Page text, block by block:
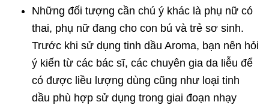
Những đối tượng cần chú ý khác là phụ nữ có
thai, phụ nữ đang cho con bú và trẻ sơ sinh.
Trước khi sử dụng tinh dầu Aroma, bạn nên hỏi
ý kiến từ các bác sĩ, các chuyên gia da liễu để
có được liều lượng dùng cũng như loại tinh
dầu phù hợp sử dụng trong giai đoạn nhạy